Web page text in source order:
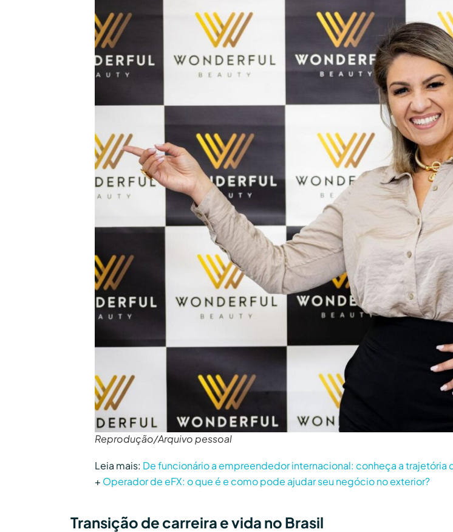
Reprodução/Arquivo pessoal
Leia mais: De funcionário a empreendedor internacional: conheça a trajetória
+ Operador de eFX: o que é e como pode ajudar seu negócio no exterior?
Transição de carreira e vida no Brasil